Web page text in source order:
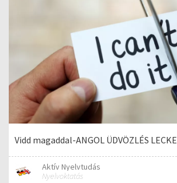
Vidd magaddal-ANGOL ÜDVÖZLÉS LECKE
Aktív Nyelvtudás
Nyelvoktatás